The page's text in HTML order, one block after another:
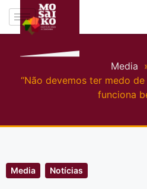
Media
“Não devemos ter medo
funciona
Media Notícias